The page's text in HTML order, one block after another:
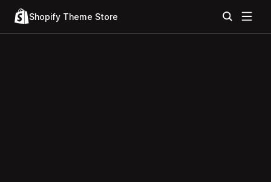
Shopify Theme Store